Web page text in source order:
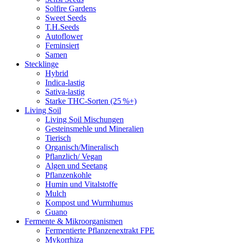
Solfire Gardens
Sweet Seeds
T.H.Seeds
Autoflower
Feminsiert
Samen
Stecklinge
Hybrid
Indica-lastig
Sativa-lastig
Starke THC-Sorten (25 %+)
Living Soil
Living Soil Mischungen
Gesteinsmehle und Mineralien
Tierisch
Organisch/Mineralisch
Pflanzlich/ Vegan
Algen und Seetang
Pflanzenkohle
Humin und Vitalstoffe
Mulch
Kompost und Wurmhumus
Guano
Fermente & Mikroorganismen
Fermentierte Pflanzenextrakt FPE
Mykorrhiza